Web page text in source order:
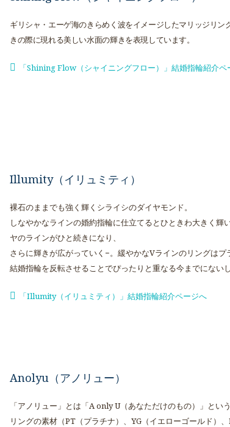
ギリシャ・エーゲ海のきらめく波をイメージしたマリッジリ
きの際に現れる美しい水面の輝きを表現しています。
「Shining Flow（シャイニングフロー）」結婚指輪紹介ペ
Illumity（イリュミティ）
裸石のままでも強く輝くシライシのダイヤモンド。
しなやかなラインの婚約指輪に仕立てるとひときわ大きく輝
ヤのラインがひと続きになり、
さらに輝きが広がっていく−。緩やかなVラインのリングはプ
結婚指輪を反転させることでぴったりと重なる今までにない
「Illumity（イリュミティ）」結婚指輪紹介ページへ
Anolyu（アノリュー）
「アノリュー」とは「A only U（あなただけのもの）」とい
リングの素材（PT（プラチナ）、YG（イエローゴールド）